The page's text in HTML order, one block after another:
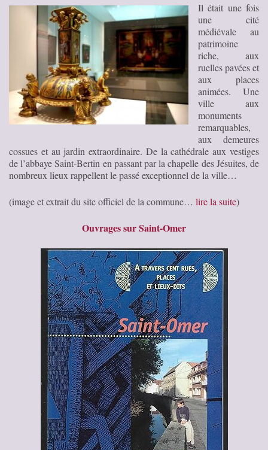
Il était une fois
une cité
médiévale au
patrimoine
riche, aux
ruelles pavées et
aux places
animées. Une
ville aux
monuments
remarquables,
aux demeures
cossues et au jardin extraordinaire. De la cathédrale aux vestiges
de l’abbaye Saint-Bertin en passant par la chapelle des Jésuites, de
nombreux lieux rappellent le passé exceptionnel de la ville…
(image et extrait du site officiel de la commune… lire la suite)
Ouvrages sur Saint-Omer